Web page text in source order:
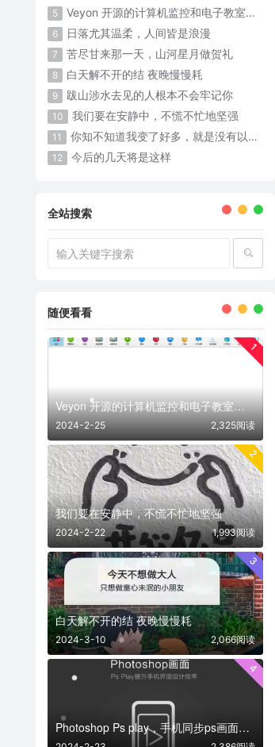
5 Veyon 开源的计算机监控和电子教室管理软件
6 日落尤其温柔，人间皆是浪漫
7 苦尽甘来那一天，山河星月做贺礼
8 白天解不开的结 夜晚慢慢耗 ​​​
9 跋山涉水去见的人根本不会牢记你
10 我们要在安静中，不慌不忙地坚强
11 你知不知道我变了好多，就是没有以前那么可爱了
12 今后的几天将是这样
全站搜索
随便看看
1
Veyon 开源的计算机监控和电子教室管理软件
2024-2-25 2,325阅读
2
我们要在安静中，不慌不忙地坚强
2024-2-22 1,993阅读
3
白天解不开的结 夜晚慢慢耗 ​​​
2024-3-10 2,066阅读
4
Photoshop Ps play，手机同步ps画面神器